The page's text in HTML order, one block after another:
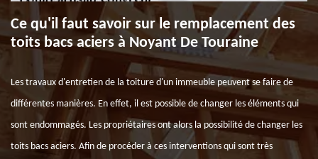
Ce qu'il faut savoir sur le remplacement des
toits bacs aciers à Noyant De Touraine
Les travaux d'entretien de la toiture d'un immeuble peuvent se faire de
différentes manières. En effet, il est possible de changer les éléments qui
sont endommagés. Les propriétaires ont alors la possibilité de changer les
toits bacs aciers. Afin de procéder à ces interventions qui sont très